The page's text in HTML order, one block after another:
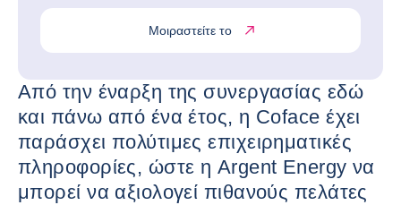
Μοιραστείτε το
Από την έναρξη της συνεργασίας εδώ
και πάνω από ένα έτος, η Coface έχει
παράσχει πολύτιμες επιχειρηματικές
πληροφορίες, ώστε η Argent Energy να
μπορεί να αξιολογεί πιθανούς πελάτες